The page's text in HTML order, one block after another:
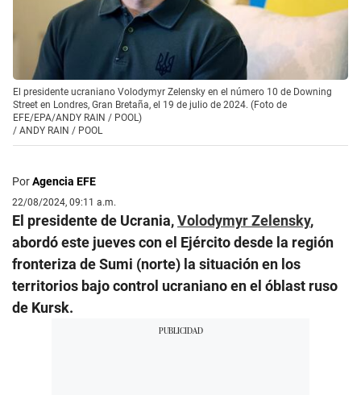
El presidente ucraniano Volodymyr Zelensky en el número 10 de Downing
Street en Londres, Gran Bretaña, el 19 de julio de 2024. (Foto de
EFE/EPA/ANDY RAIN / POOL)
/ ANDY RAIN / POOL
PorAgencia EFE
22/08/2024, 09:11 a.m.
El presidente de Ucrania,Volodymyr Zelensky,
abordó este jueves con el Ejército desde la región
fronteriza de Sumi (norte) la situación en los
territorios bajo control ucraniano en el óblast ruso
de Kursk.